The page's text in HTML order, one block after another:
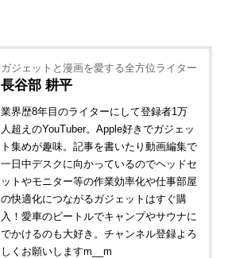
ガジェットと漫画を愛する全方位ライター
長谷部 耕平
業界歴8年目のライターにして登録者1万
人超えのYouTuber。Apple好きでガジェッ
ト集めが趣味。記事を書いたり動画編集で
一日中デスクに向かっているのでヘッドセ
ットやモニター等の作業効率化や仕事部屋
の快適化につながるガジェットはすぐ購
入！愛車のビートルでキャンプやサウナに
でかけるのも大好き。チャンネル登録よろ
しくお願いしますm__m